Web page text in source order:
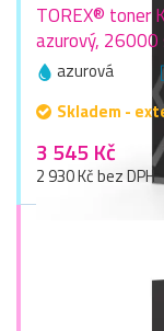
TOREX® toner
azurový, 26000
azurová
Skladem -
3 545 Kč
2 930 Kč bez DPH